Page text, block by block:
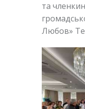
та
Любов»